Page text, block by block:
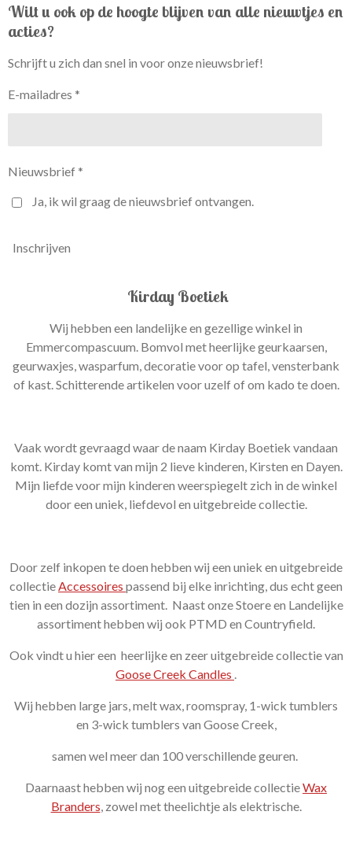
Wilt u ook op de hoogte blijven van alle nieuwtjes en
acties?
Schrijft u zich dan snel in voor onze nieuwsbrief!
E-mailadres *
Nieuwsbrief *
Ja, ik wil graag de nieuwsbrief ontvangen.
Inschrijven
Kirday Boetiek
Wij hebben een landelijke en gezellige winkel in
Emmercompascuum. Bomvol met heerlijke geurkaarsen,
geurwaxjes, wasparfum, decoratie voor op tafel, vensterbank
of kast. Schitterende artikelen voor uzelf of om kado te doen.
Vaak wordt gevraagd waar de naam Kirday Boetiek vandaan
komt. Kirday komt van mijn 2 lieve kinderen, Kirsten en Dayen.
Mijn liefde voor mijn kinderen weerspiegelt zich in de winkel
door een uniek, liefdevol en uitgebreide collectie.
Door zelf inkopen te doen hebben wij een uniek en uitgebreide
collectieAccessoires passend bij elke inrichting, dus echt geen
tien in een dozijn assortiment. Naast onze Stoere en Landelijke
assortiment hebben wij ook PTMD en Countryfield.
Ook vindt u hier een heerlijke en zeer uitgebreide collectie van
Goose Creek Candles .
Wij hebben large jars, melt wax, roomspray, 1-wick tumblers
en 3-wick tumblers van Goose Creek,
samen wel meer dan 100 verschillende geuren.
Daarnaast hebben wij nog een uitgebreide collectieWax
Branders, zowel met theelichtje als elektrische.